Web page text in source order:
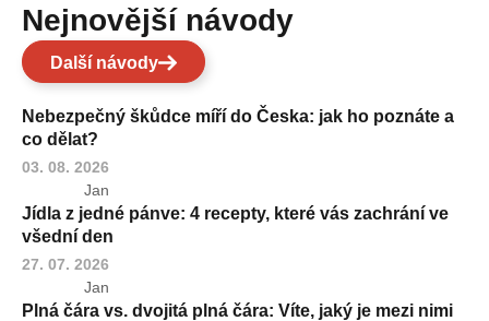
Nejnovější návody
Další návody
Nebezpečný škůdce míří do Česka: jak ho poznáte a
co dělat?
03. 08. 2026
Jan
Jídla z jedné pánve: 4 recepty, které vás zachrání ve
všední den
27. 07. 2026
Jan
Plná čára vs. dvojitá plná čára: Víte, jaký je mezi nimi